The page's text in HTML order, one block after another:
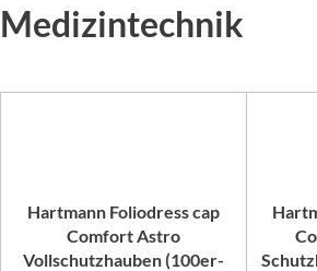
Medizintechnik
Hartmann Foliodress cap
Comfort Astro
Vollschutzhauben (100er-